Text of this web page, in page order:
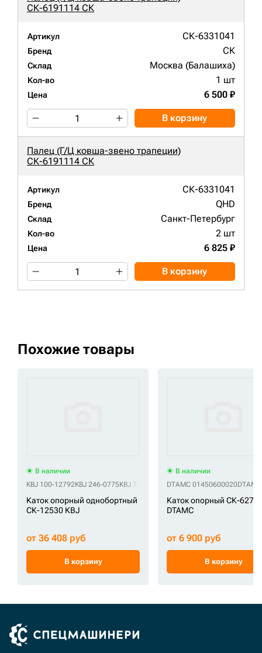
СК-6191114 СК
Артикул СК-6331041
Бренд СК
Склад Москва (Балашиха)
Кол-во 1 шт
Цена 6 500 ₽
В корзину
Палец (Г/Ц ковша-звено трапеции)
СК-6191114 СК
Артикул СК-6331041
Бренд QHD
Склад Санкт-Петербург
Кол-во 2 шт
Цена 6 825 ₽
В корзину
Похожие товары
В наличии
KBJ 100-12792KBJ 246-0775KBJ 7T-9188 KBJ 9W8705 KBJ 9W-8705KBJ
Каток опорный однобортный
СК-12530 KBJ
от 36 408 руб
В корзину
В наличии
DTAMC 01450600020
Каток опорный СК-
DTAMC
от 6 900 руб
В корзину